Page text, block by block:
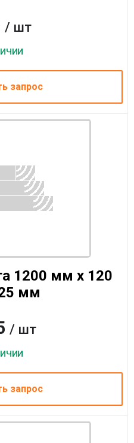
/ шт
запрос
1200 мм x 120
мм
/ шт
запрос